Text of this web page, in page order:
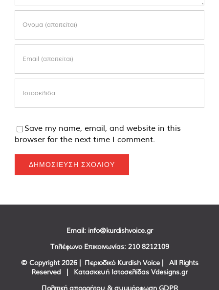
Save my name, email, and website in this
browser for the next time I comment.
Email: info@kurdishvoice.gr
Τηλέφωνο Επικοινωνίας: 210 8212109
© Copyright 2026 | Περιοδικό Kurdish Voice | All Rights
Reserved | Κατασκευή Ιστοσελίδας Vdesigns.gr
Πολιτική απορρήτου & συμμόρφωση GDPR